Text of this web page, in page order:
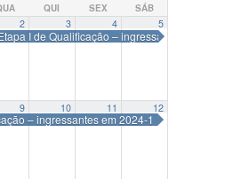
QUI SEX SÁB
I de Qualificação – ingressantes em
2 3 4 5
– ingressantes em 2024-1
9 10 11 12